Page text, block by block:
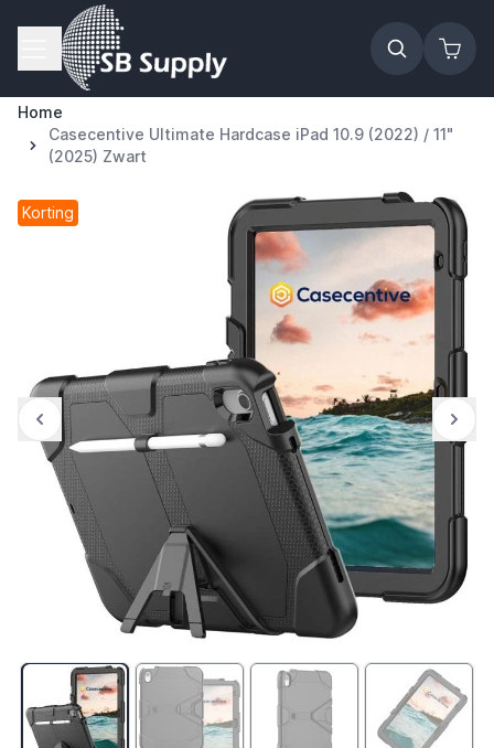
Ga naar de inhoud
Home
Casecentive Ultimate Hardcase iPad 10.9 (2022) / 11"
(2025) Zwart
Korting